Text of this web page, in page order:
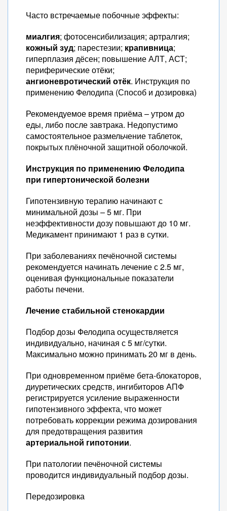
Часто встречаемые побочные эффекты:
миалгия; фотосенсибилизация; артралгия;
кожный зуд; парестезии; крапивница;
гиперплазия дёсен; повышение АЛТ, АСТ;
периферические отёки;
ангионевротический отёк. Инструкция по
применению Фелодипа (Способ и дозировка)
Рекомендуемое время приёма – утром до
еды, либо после завтрака. Недопустимо
самостоятельное размельчение таблеток,
покрытых плёночной защитной оболочкой.
Инструкция по применению Фелодипа
при гипертонической болезни
Гипотензивную терапию начинают с
минимальной дозы – 5 мг. При
неэффективности дозу повышают до 10 мг.
Медикамент принимают 1 раз в сутки.
При заболеваниях печёночной системы
рекомендуется начинать лечение с 2.5 мг,
оценивая функциональные показатели
работы печени.
Лечение стабильной стенокардии
Подбор дозы Фелодипа осуществляется
индивидуально, начиная с 5 мг/сутки.
Максимально можно принимать 20 мг в день.
При одновременном приёме бета-блокаторов,
диуретических средств, ингибиторов АПФ
регистрируется усиление выраженности
гипотензивного эффекта, что может
потребовать коррекции режима дозирования
для предотвращения развития
артериальной гипотонии.
При патологии печёночной системы
проводится индивидуальный подбор дозы.
Передозировка